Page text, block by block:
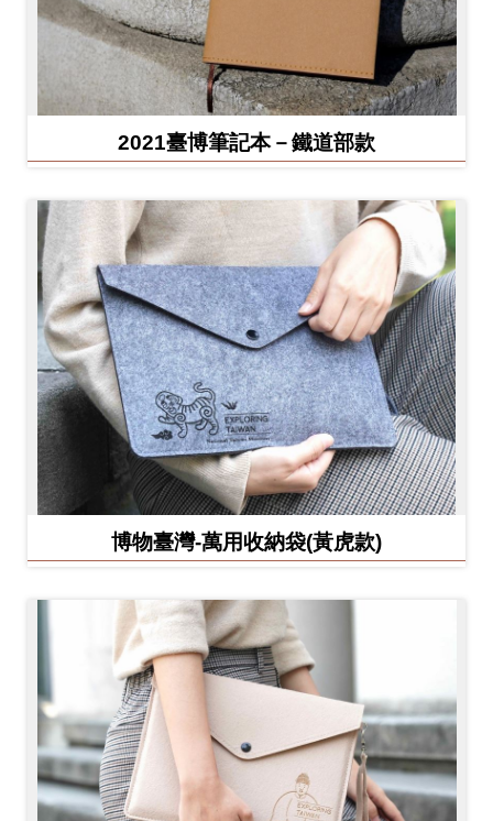
2021臺博筆記本－鐵道部款
博物臺灣-萬用收納袋(黃虎款)